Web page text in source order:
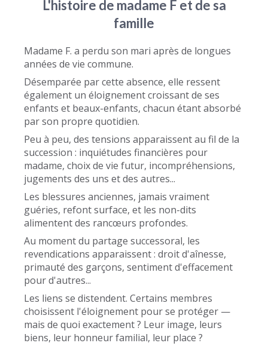
L'histoire de madame F et de sa
famille
Madame F. a perdu son mari après de longues
années de vie commune.
Désemparée par cette absence, elle ressent
également un éloignement croissant de ses
enfants et beaux-enfants, chacun étant absorbé
par son propre quotidien.
Peu à peu, des tensions apparaissent au fil de la
succession : inquiétudes financières pour
madame, choix de vie futur, incompréhensions,
jugements des uns et des autres...
Les blessures anciennes, jamais vraiment
guéries, refont surface, et les non-dits
alimentent des rancœurs profondes.
Au moment du partage successoral, les
revendications apparaissent : droit d'aînesse,
primauté des garçons, sentiment d'effacement
pour d'autres...
Les liens se distendent. Certains membres
choisissent l'éloignement pour se protéger —
mais de quoi exactement ? Leur image, leurs
biens, leur honneur familial, leur place ?